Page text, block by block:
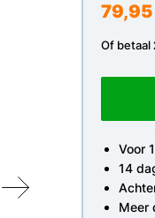
79,95
Of betaal
Voor
14
Meer